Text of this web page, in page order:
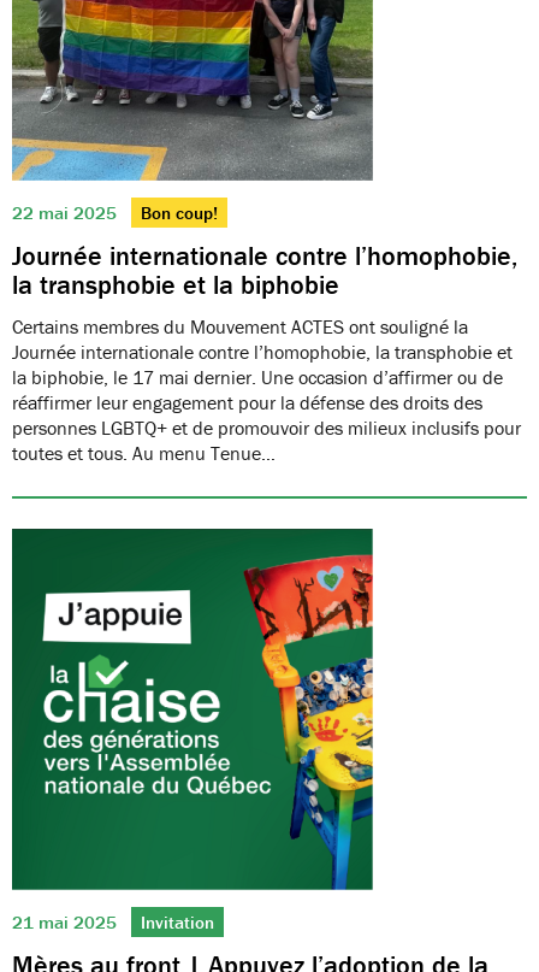
22 mai 2025 Bon coup!
Journée internationale contre l’homophobie,
la transphobie et la biphobie
Certains membres du Mouvement ACTES ont souligné la
Journée internationale contre l’homophobie, la transphobie et
la biphobie, le 17 mai dernier. Une occasion d’affirmer ou de
réaffirmer leur engagement pour la défense des droits des
personnes LGBTQ+ et de promouvoir des milieux inclusifs pour
toutes et tous. Au menu Tenue…
21 mai 2025 Invitation
Mères au front | Appuyez l’adoption de la